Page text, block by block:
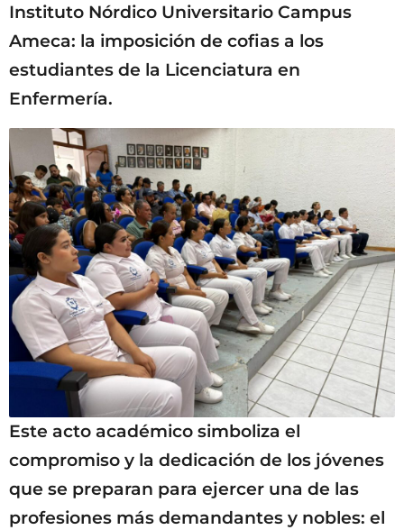
Instituto Nórdico Universitario Campus
Ameca: la imposición de cofias a los
estudiantes de la Licenciatura en
Enfermería.
Este acto académico simboliza el
compromiso y la dedicación de los jóvenes
que se preparan para ejercer una de las
profesiones más demandantes y nobles: el